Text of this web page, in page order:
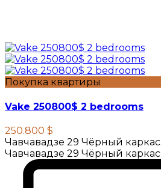
Покупка квартиры
Vake 250800$ 2 bedrooms
250.800 $
Чавчавадзе 29 Чёрный каркас
Чавчавадзе 29 Чёрный каркас